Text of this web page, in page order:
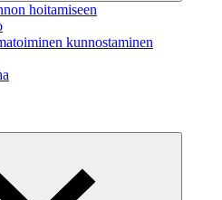
hoitamiseen
kunnostaminen